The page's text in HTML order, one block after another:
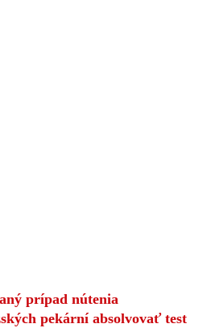
prípad nútenia
pekární absolvovať test